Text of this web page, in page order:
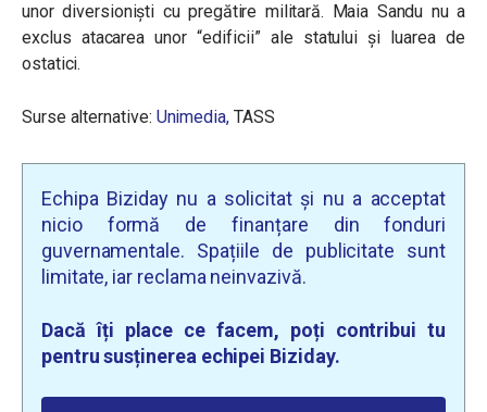
unor diversioniști cu pregătire militară. Maia Sandu nu a
exclus atacarea unor “edificii” ale statului şi luarea de
ostatici.
Surse alternative: Unimedia, TASS
Echipa Biziday nu a solicitat și nu a acceptat
nicio formă de finanțare din fonduri
guvernamentale. Spațiile de publicitate sunt
limitate, iar reclama neinvazivă.
Dacă îți place ce facem, poți contribui tu
pentru susținerea echipei Biziday.